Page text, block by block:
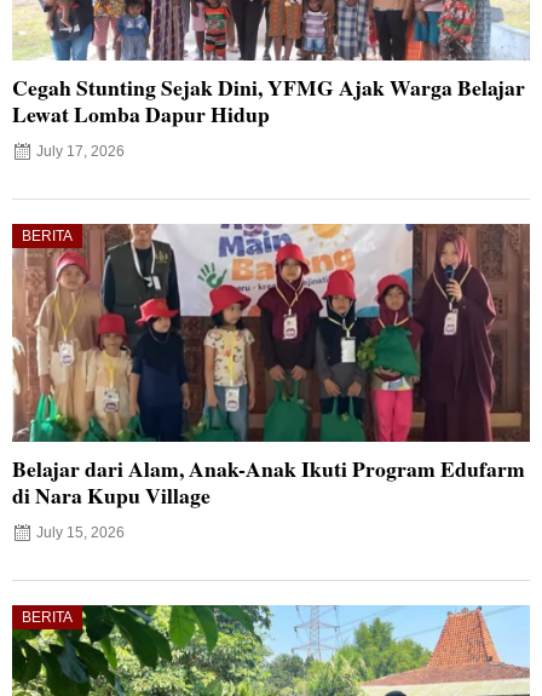
Cegah Stunting Sejak Dini, YFMG Ajak Warga Belajar
Lewat Lomba Dapur Hidup
July 17, 2026
BERITA
Belajar dari Alam, Anak-Anak Ikuti Program Edufarm
di Nara Kupu Village
July 15, 2026
BERITA